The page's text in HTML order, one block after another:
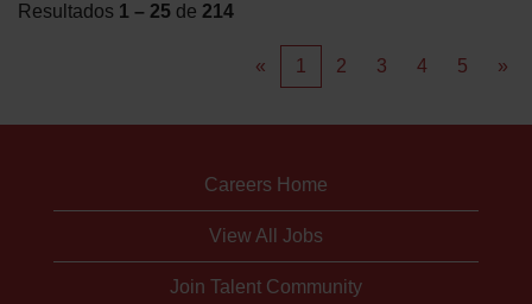
Resultados 1 – 25 de 214
« 1 2 3 4 5 »
Careers Home
View All Jobs
Join Talent Community